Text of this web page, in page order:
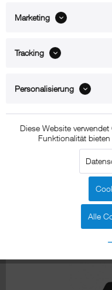
Marketing
Tracking
Personalisierung
Diese Website
Funktionalität bieten
Alle